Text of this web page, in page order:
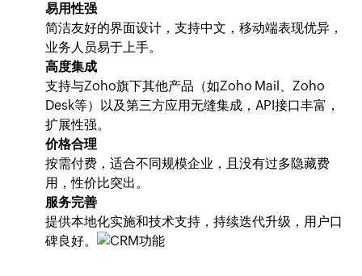
易用性强
简洁友好的界面设计，支持中文，移动端表现优异，
业务人员易于上手。
高度集成
支持与Zoho旗下其他产品（如Zoho Mail、Zoho
Desk等）以及第三方应用无缝集成，API接口丰富，
扩展性强。
价格合理
按需付费，适合不同规模企业，且没有过多隐藏费
用，性价比突出。
服务完善
提供本地化实施和技术支持，持续迭代升级，用户口
碑良好。